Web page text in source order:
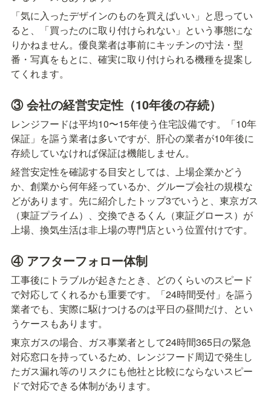
「気に入ったデザインのものを買えばいい」と思ってい
ると、「買ったのに取り付けられない」という事態にな
りかねません。優良業者は事前にキッチンの寸法・型
番・写真をもとに、確実に取り付けられる機種を提案し
てくれます。
③ 会社の経営安定性（10年後の存続）
レンジフードは平均10〜15年使う住宅設備です。「10年
保証」を謳う業者は多いですが、肝心の業者が10年後に
存続していなければ保証は機能しません。
経営安定性を確認する目安としては、上場企業かどう
か、創業から何年経っているか、グループ会社の規模な
どがあります。先に紹介したトップ3でいうと、東京ガス
（東証プライム）、交換できるくん（東証グロース）が
上場、換気生活は非上場の専門店という位置付けです。
④ アフターフォロー体制
工事後にトラブルが起きたとき、どのくらいのスピード
で対応してくれるかも重要です。「24時間受付」を謳う
業者でも、実際に駆けつけるのは平日の昼間だけ、とい
うケースもあります。
東京ガスの場合、ガス事業者として24時間365日の緊急
対応窓口を持っているため、レンジフード周辺で発生し
たガス漏れ等のリスクにも他社と比較にならないスピー
ドで対応できる体制があります。